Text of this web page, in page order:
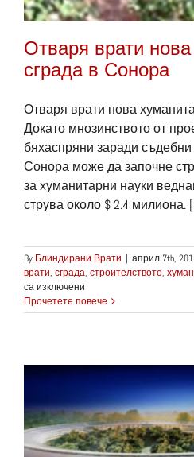
Отваря врати
сграда в Сонора
Отваря врати нова
Докато мнозинството от
бяхаспряни заради
Сонора може да започне
за хуманитарни науки
струва около $ 2.4 милиона.
By Блиндирани Врати | април 7th,
врати, сграда, строителството,
са изключени
Отваря
врати
в
Прочетете повече